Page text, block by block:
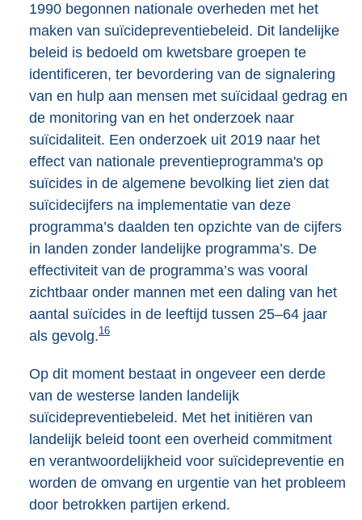
1990 begonnen nationale overheden met het
maken van suïcidepreventiebeleid. Dit landelijke
beleid is bedoeld om kwetsbare groepen te
identificeren, ter bevordering van de signalering
van en hulp aan mensen met suïcidaal gedrag en
de monitoring van en het onderzoek naar
suïcidaliteit. Een onderzoek uit 2019 naar het
effect van nationale preventieprogramma's op
suïcides in de algemene bevolking liet zien dat
suïcidecijfers na implementatie van deze
programma’s daalden ten opzichte van de cijfers
in landen zonder landelijke programma’s. De
effectiviteit van de programma’s was vooral
zichtbaar onder mannen met een daling van het
aantal suïcides in de leeftijd tussen 25–64 jaar
als gevolg.16
Op dit moment bestaat in ongeveer een derde
van de westerse landen landelijk
suïcidepreventiebeleid. Met het initiëren van
landelijk beleid toont een overheid commitment
en verantwoordelijkheid voor suïcidepreventie en
worden de omvang en urgentie van het probleem
door betrokken partijen erkend.